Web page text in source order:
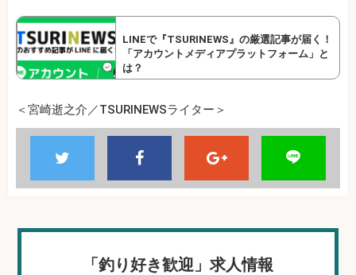
LINEで『TSURINEWS』の厳選記事が届く！
「アカウントメディアプラットフォーム」と
は？
＜宮崎逝之介／TSURINEWSライター＞
「釣り好き歓迎」求人情報